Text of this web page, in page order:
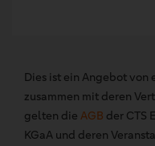
Dies ist ein Angebot von
zusammen mit deren
gelten die AGB der CTS
KGaA und deren